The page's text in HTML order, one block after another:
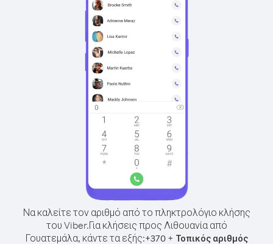
Να καλείτε τον αριθμό από το πληκτρολόγιο κλήσης
του Viber.Για κλήσεις προς Λιθουανία από
Γουατεμάλα, κάντε τα εξής:+370+ Τοπικός αριθμός